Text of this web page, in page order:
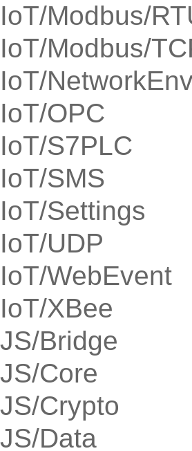
IoT/Modbus/
IoT/Modbus/
IoT/
IoT/OPC
IoT/S7PLC
IoT/SMS
IoT/Settings
IoT/UDP
IoT/WebEvent
IoT/XBee
JS/Bridge
JS/Core
JS/Crypto
JS/Data